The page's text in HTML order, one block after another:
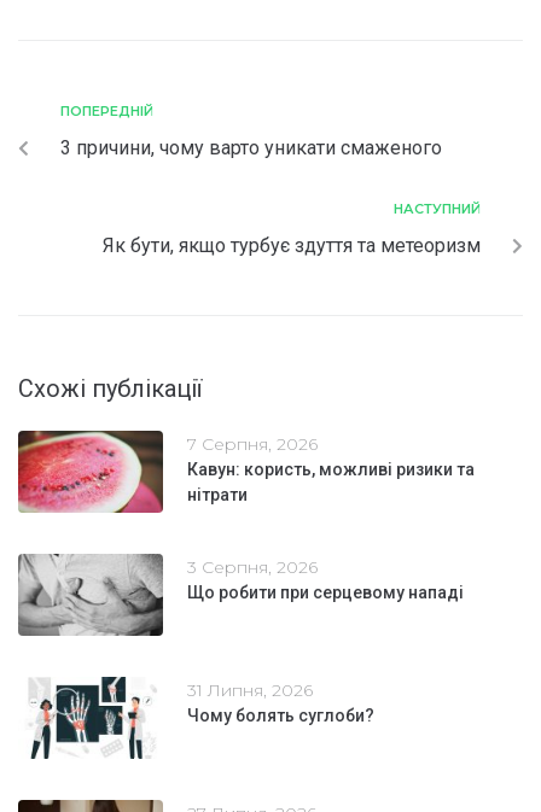
ПОПЕРЕДНІЙ
3 причини, чому варто уникати смаженого
НАСТУПНИЙ
Як бути, якщо турбує здуття та метеоризм
Схожі публікації
7 Серпня, 2026
Кавун: користь, можливі ризики та
нітрати
3 Серпня, 2026
Що робити при серцевому нападі
31 Липня, 2026
Чому болять суглоби?